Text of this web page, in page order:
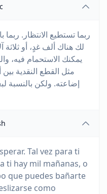
ربما تستطيع الانتظار. ربما
لك هناك ألف غدٍ، أو
يمكنك الاستحمام فيه،
مثل القطع النقدية
إضاعته. ولكن بالنسبة
Tal vez para ti
ti hay mil mañanas, o
que puedes bañarte
como